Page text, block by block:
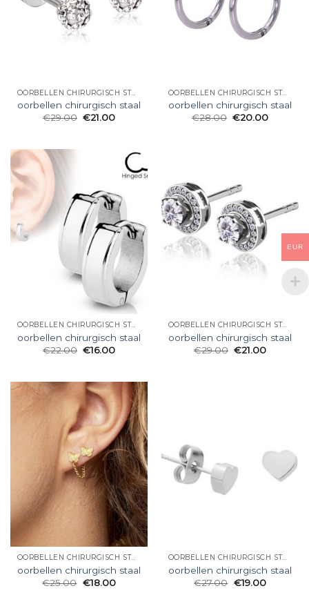
OORBELLEN CHIRURGISCH STAAL
oorbellen chirurgisch staal
€29.00 €21.00
OORBELLEN CHIRURGISCH STAAL
oorbellen chirurgisch staal
€28.00 €20.00
OORBELLEN CHIRURGISCH STAAL
oorbellen chirurgisch staal
€22.00 €16.00
OORBELLEN CHIRURGISCH STAAL
oorbellen chirurgisch staal
€29.00 €21.00
OORBELLEN CHIRURGISCH STAAL
oorbellen chirurgisch staal
€25.00 €18.00
OORBELLEN CHIRURGISCH STAAL
oorbellen chirurgisch staal
€27.00 €19.00
EUR